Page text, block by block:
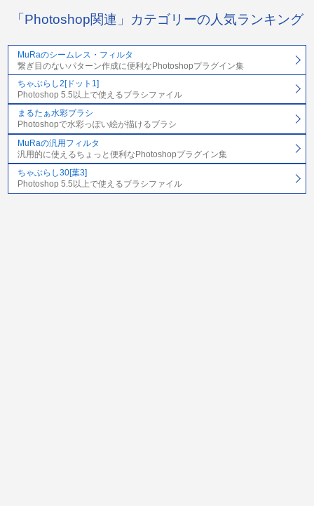
「Photoshop関連」カテゴリーの人気ランキング
MuRaのシームレス・フィルタ
繋ぎ目のないパターン作成に便利なPhotoshopプラグイン集
ちゃぶらし2[ドット1]
Photoshop 5.5以上で使えるブラシファイル
まるたぁ水彩ブラシ
Photoshopで水彩っぽい絵が描けるブラシ
MuRaの汎用フィルタ
汎用的に使えるちょっと便利なPhotoshopプラグイン集
ちゃぶらし30[葉3]
Photoshop 5.5以上で使えるブラシファイル